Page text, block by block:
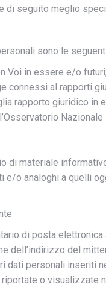
di seguito meglio
sono le
Voi in essere e/o
connessi al rapporti
rapporto giuridico in
Nazionale
di materiale
o analoghi a quelli
di posta
dell’indirizzo del
dati personali inseriti
o visualizzate